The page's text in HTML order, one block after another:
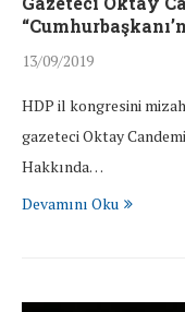
13/09/2019
HDP il kongresini
gazeteci Oktay
Hakkında…
Devamını Oku